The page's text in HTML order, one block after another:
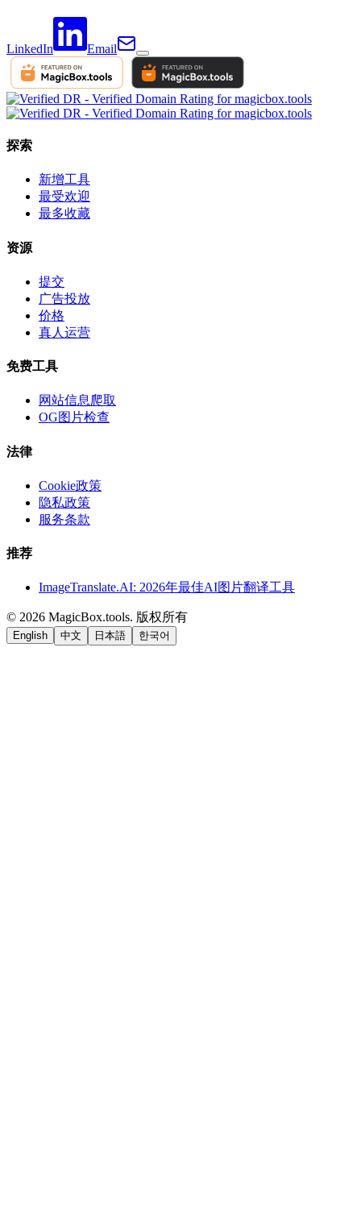
LinkedIn Email
探索
新增工具
最受欢迎
最多收藏
资源
提交
广告投放
价格
真人运营
免费工具
网站信息爬取
OG图片检查
法律
Cookie政策
隐私政策
服务条款
推荐
ImageTranslate.AI: 2026年最佳AI图片翻译工具
© 2026 MagicBox.tools. 版权所有
English 中文 日本語 한국어